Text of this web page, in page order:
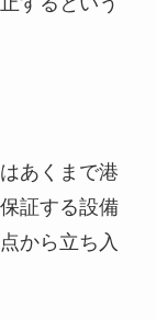
あくまで港
証する設備
から立ち入